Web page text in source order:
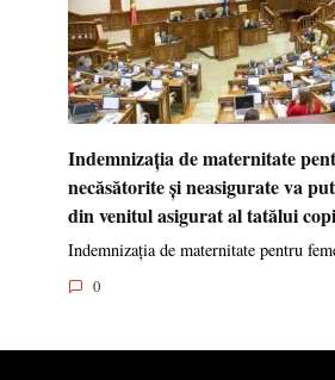
Indemnizația de maternitate
necăsătorite și neasigurate va
din venitul asigurat al tatălui
Indemnizația de maternitate pentru
0